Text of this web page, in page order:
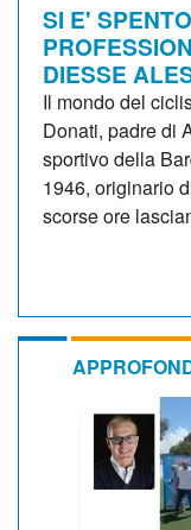
SI E'
DIESSE
Il mondo del
Donati, padre di
sportivo della
1946, originario
scorse ore